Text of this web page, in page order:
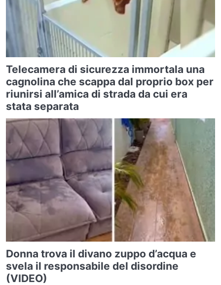
Telecamera di sicurezza immortala una
cagnolina che scappa dal proprio box per
riunirsi all’amica di strada da cui era
stata separata
Donna trova il divano zuppo d’acqua e
svela il responsabile del disordine
(VIDEO)